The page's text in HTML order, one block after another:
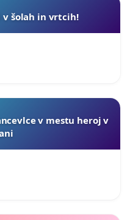
v šolah in vrtcih!
v mestu heroj v